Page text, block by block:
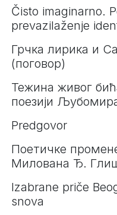
Čisto imaginarno.
prevazilaženje
Грчка лирика и
(поговор)
Тежина живог
поезији
Predgovor
Поетичке
Милована Ђ.
Izabrane priče
snova